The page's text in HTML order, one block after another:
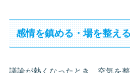
感情を鎮める・場を整え
議論が熱くなったとき、空気を